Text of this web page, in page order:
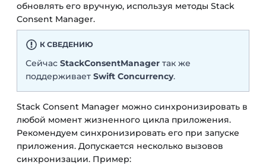
обновлять его вручную, используя методы Stack
Consent Manager.
К СВЕДЕНИЮ
Сейчас StackConsentManager так же
поддерживает Swift Concurrency.
Stack Consent Manager можно синхронизировать в
любой момент жизненного цикла приложения.
Рекомендуем синхронизировать его при запуске
приложения. Допускается несколько вызовов
синхронизации. Пример: